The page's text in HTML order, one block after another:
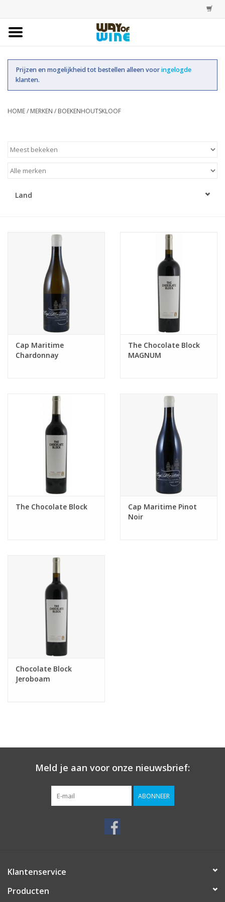
Bestellingen
Prijzen en mogelijkheid tot bestellen alleen vooringelogde
klanten.
HOME/ MERKEN / BOEKENHOUTSKLOOF
Land
Cap Maritime
Chardonnay
The Chocolate Block
MAGNUM
The Chocolate Block
Cap Maritime Pinot
Noir
Chocolate Block
Jeroboam
Meld je aan voor onze nieuwsbrief:
ABONNEER
Klantenservice
Producten